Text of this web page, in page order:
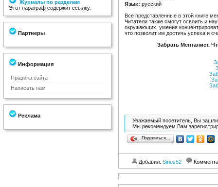
Журналы по разделам
Этот параграф содержит ссылку.
Партнеры
Информация
Правила сайта
Написать нам
Реклама
Язык: русский
Все представленные в этой книге
Читатели также смогут освоить и
окружающих, умения
что позволит им достичь успеха и
Забрать Менталист.
Уважаемый посетитель, Вы зашли
Мы рекомендуем Вам
Поделиться…
Добавил: Sirius52